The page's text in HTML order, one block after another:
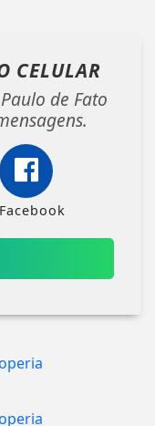
CELULAR
de Fato
Facebook